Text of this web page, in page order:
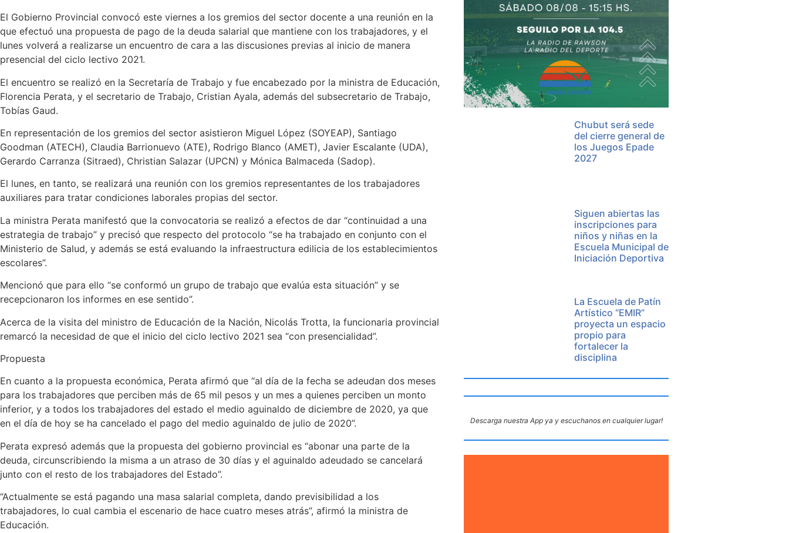
El Gobierno Provincial convocó este viernes a los gremios del sector docente a una reunión en la
que efectuó una propuesta de pago de la deuda salarial que mantiene con los trabajadores, y el
lunes volverá a realizarse un encuentro de cara a las discusiones previas al inicio de manera
presencial del ciclo lectivo 2021.
El encuentro se realizó en la Secretaría de Trabajo y fue encabezado por la ministra de Educación,
Florencia Perata, y el secretario de Trabajo, Cristian Ayala, además del subsecretario de Trabajo,
Tobías Gaud.
En representación de los gremios del sector asistieron Miguel López (SOYEAP), Santiago
Goodman (ATECH), Claudia Barrionuevo (ATE), Rodrigo Blanco (AMET), Javier Escalante (UDA),
Gerardo Carranza (Sitraed), Christian Salazar (UPCN) y Mónica Balmaceda (Sadop).
El lunes, en tanto, se realizará una reunión con los gremios representantes de los trabajadores
auxiliares para tratar condiciones laborales propias del sector.
La ministra Perata manifestó que la convocatoria se realizó a efectos de dar “continuidad a una
estrategia de trabajo” y precisó que respecto del protocolo “se ha trabajado en conjunto con el
Ministerio de Salud, y además se está evaluando la infraestructura edilicia de los establecimientos
escolares”.
Mencionó que para ello “se conformó un grupo de trabajo que evalúa esta situación” y se
recepcionaron los informes en ese sentido”.
Acerca de la visita del ministro de Educación de la Nación, Nicolás Trotta, la funcionaria provincial
remarcó la necesidad de que el inicio del ciclo lectivo 2021 sea “con presencialidad”.
Propuesta
En cuanto a la propuesta económica, Perata afirmó que “al día de la fecha se adeudan dos meses
para los trabajadores que perciben más de 65 mil pesos y un mes a quienes perciben un monto
inferior, y a todos los trabajadores del estado el medio aguinaldo de diciembre de 2020, ya que
en el día de hoy se ha cancelado el pago del medio aguinaldo de julio de 2020”.
Perata expresó además que la propuesta del gobierno provincial es “abonar una parte de la
deuda, circunscribiendo la misma a un atraso de 30 días y el aguinaldo adeudado se cancelará
junto con el resto de los trabajadores del Estado”.
“Actualmente se está pagando una masa salarial completa, dando previsibilidad a los
trabajadores, lo cual cambia el escenario de hace cuatro meses atrás”, afirmó la ministra de
Educación.
Chubut será sede
del cierre general de
los Juegos Epade
2027
Siguen abiertas las
inscripciones para
niños y niñas en la
Escuela Municipal de
Iniciación Deportiva
La Escuela de Patín
Artístico “EMIR”
proyecta un espacio
propio para
fortalecer la
disciplina
Descarga nuestra App ya y escuchanos en cualquier lugar!